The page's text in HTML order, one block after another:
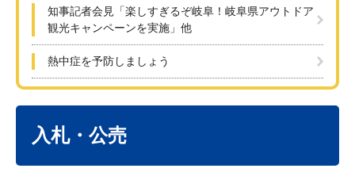
知事記者会見「楽しすぎるぞ岐阜！岐阜県アウトドア
観光キャンペーンを実施」他
熱中症を予防しましょう
入札・公売